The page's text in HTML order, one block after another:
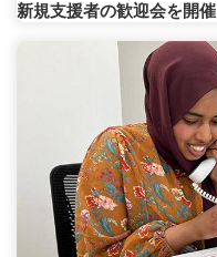
新規支援者の歓迎会を開催